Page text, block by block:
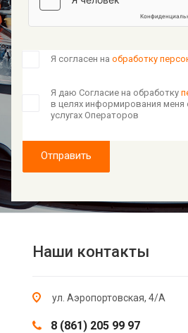
Я согласен на обработку
Я даю Согласие на обработку
в целях информирования меня
услугах Операторов
Отправить
Наши контакты
ул. Аэропортовская, 4/А
8 (861) 205 99 97